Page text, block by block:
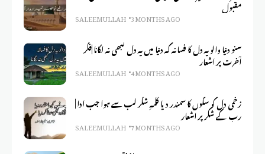
مقبول
SALEEM ULLAH 3 MONTHS AGO
سنو دنیا والو یہ دل کا فسانہ کہ دنیا میں یہ دل کبھی نہ لگانا |فکر
آخرت پر اشعار
SALEEM ULLAH 4 MONTHS AGO
زخمی دل کو سکوں کا سمندر دیا کلمہِ شکر لب سے ہوا جب ادا |
رب کے شکر پر اشعار
SALEEM ULLAH 7 MONTHS AGO